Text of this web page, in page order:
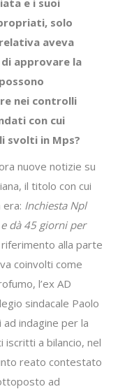
solo
aveva
approvare la
nei controlli
con cui
svolti in Mps?
nuove notizie su
il titolo con cui
era: Inchiesta Npl
dà 45 giorni per
alla parte
coinvolti come
l’ex AD
sindacale Paolo
indagine per la
a bilancio, nel
reato contestato
ad